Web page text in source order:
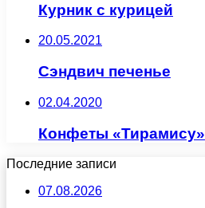
Курник с курицей
20.05.2021
Сэндвич печенье
02.04.2020
Конфеты «Тирамису»
Последние записи
07.08.2026